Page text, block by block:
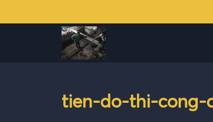
to
tien-do-thi-cong-